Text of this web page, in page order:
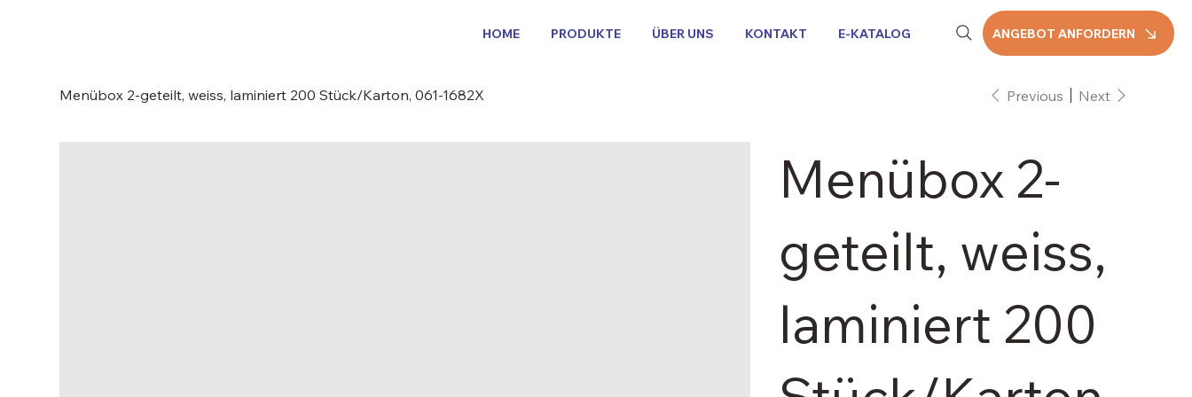
ANGEBOT ANFORDERN
HOME PRODUKTE ÜBER UNS KONTAKT E-KATALOG
Menübox 2-geteilt, weiss, laminiert 200 Stück/Karton, 061-1682X Previous Next
Menübox 2-
geteilt, weiss,
laminiert 200